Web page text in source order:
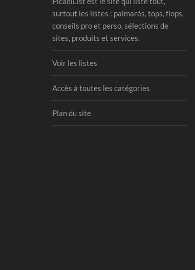
surtout les listes : palmarès, tops, flops,
conseils pro et perso, sélections de
sites, produits et services.
Voir les listes
Accès à toutes les catégories
Plan du site